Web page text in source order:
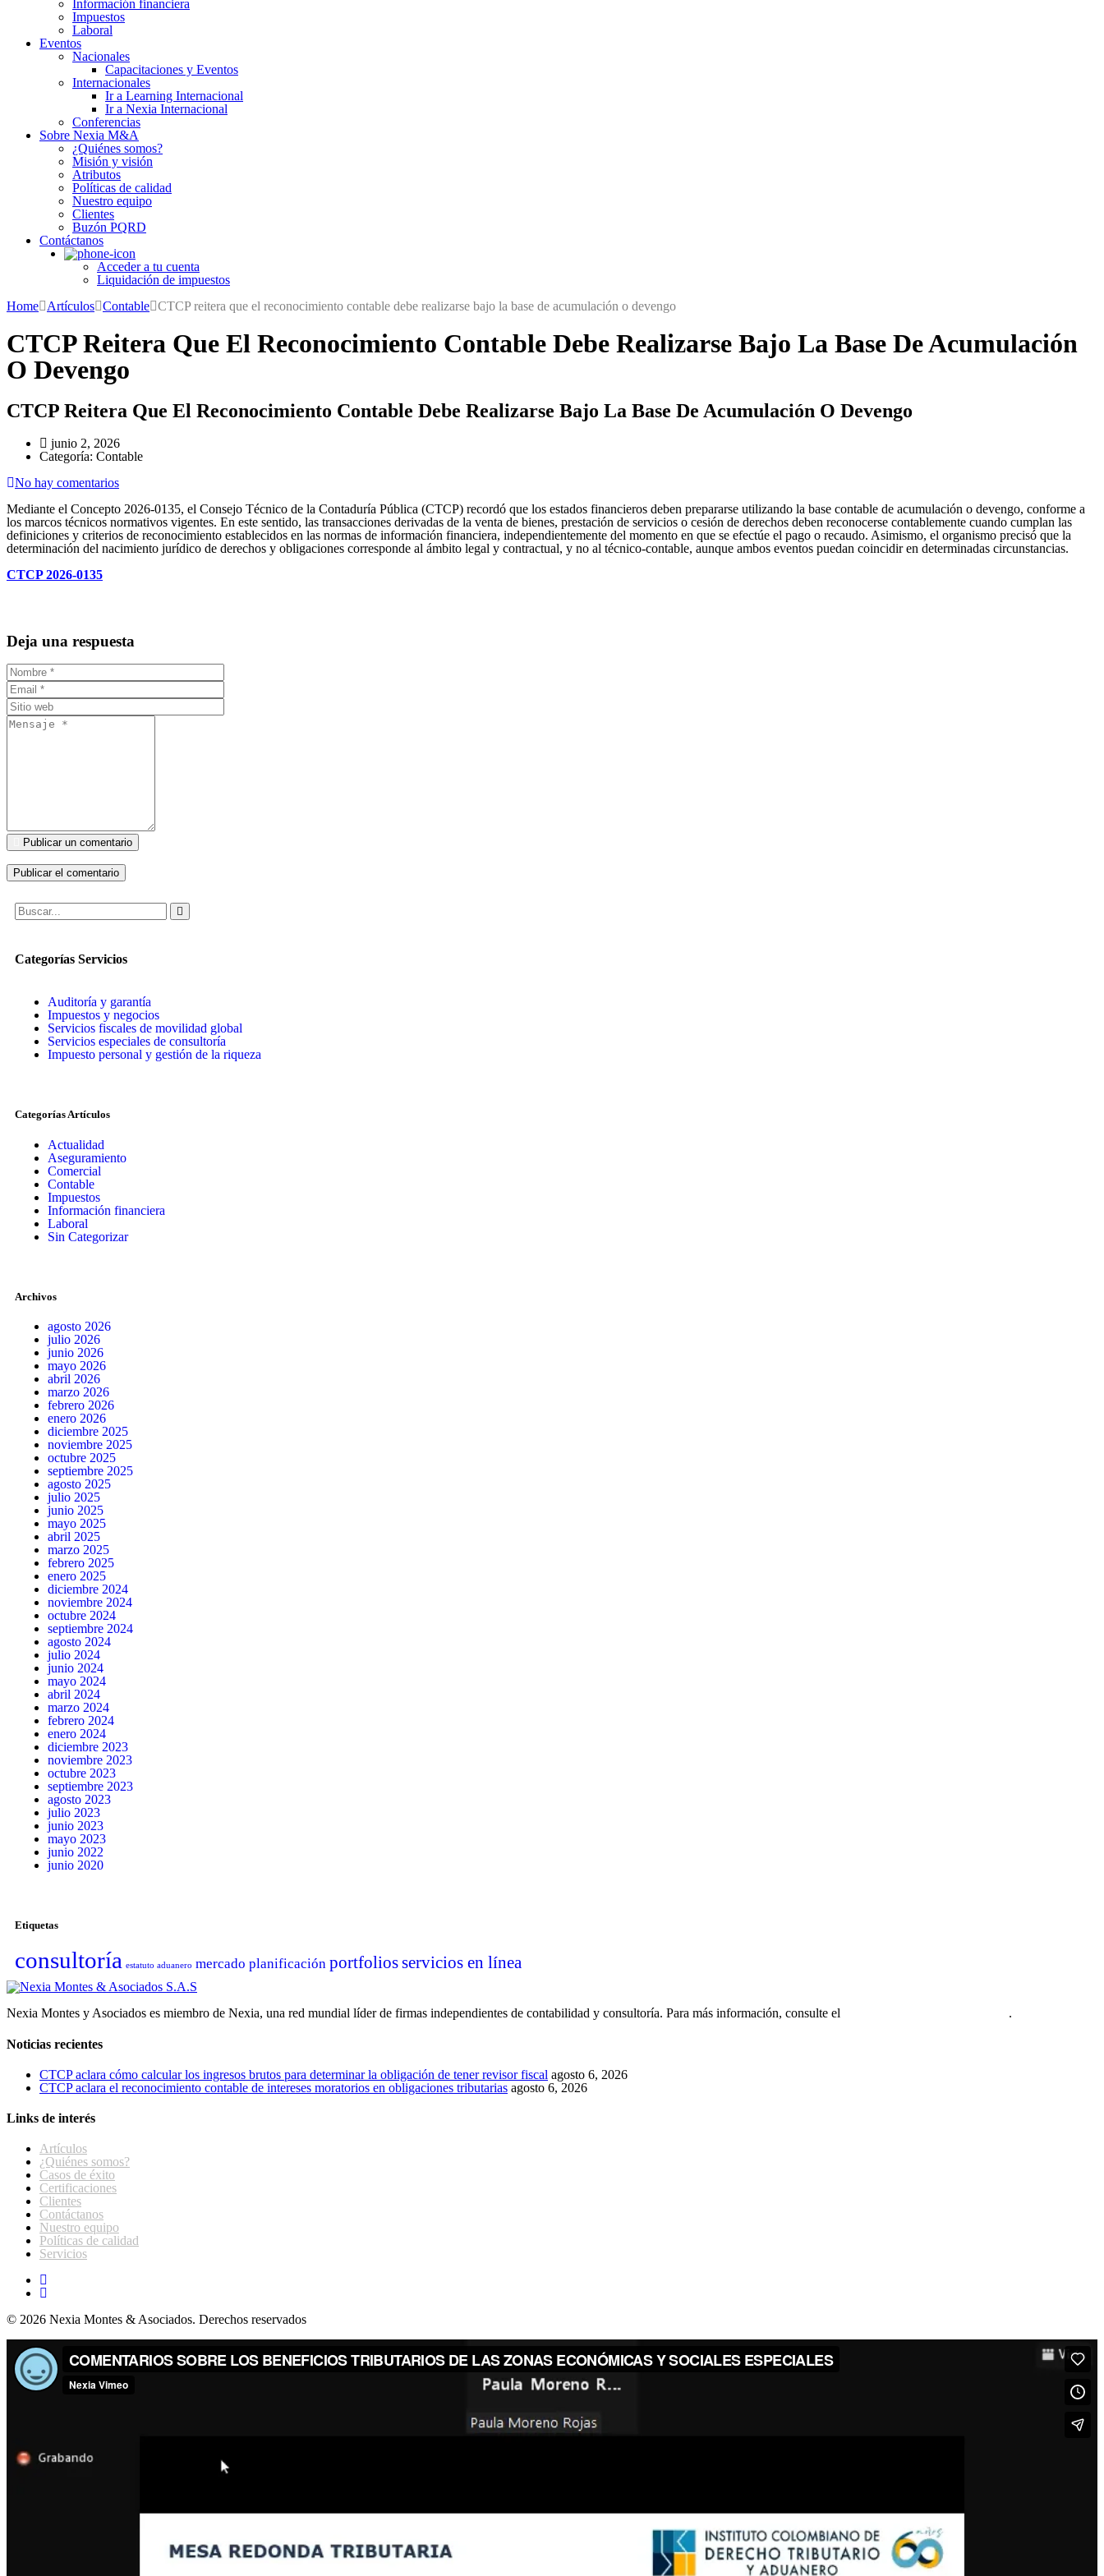
Información financiera
Impuestos
Laboral
Eventos
Nacionales
Capacitaciones y Eventos
Internacionales
Ir a Learning Internacional
Ir a Nexia Internacional
Conferencias
Sobre Nexia M&A
¿Quiénes somos?
Misión y visión
Atributos
Políticas de calidad
Nuestro equipo
Clientes
Buzón PQRD
Contáctanos
Acceder a tu cuenta
Liquidación de impuestos
Home
Artículos Contable CTCP reitera que el reconocimiento contable debe realizarse bajo la base de acumulación o devengo
CTCP Reitera Que El Reconocimiento Contable Debe Realizarse Bajo La Base De Acumulación
O Devengo
CTCP Reitera Que El Reconocimiento Contable Debe Realizarse Bajo La Base De Acumulación O Devengo
junio 2, 2026
Categoría: Contable
No hay comentarios
Mediante el Concepto 2026-0135, el Consejo Técnico de la Contaduría Pública (CTCP) recordó que los estados financieros deben prepararse utilizando la base contable de acumulación o devengo, conforme a
los marcos técnicos normativos vigentes. En este sentido, las transacciones derivadas de la venta de bienes, prestación de servicios o cesión de derechos deben reconocerse contablemente cuando cumplan las
definiciones y criterios de reconocimiento establecidos en las normas de información financiera, independientemente del momento en que se efectúe el pago o recaudo. Asimismo, el organismo precisó que la
determinación del nacimiento jurídico de derechos y obligaciones corresponde al ámbito legal y contractual, y no al técnico-contable, aunque ambos eventos puedan coincidir en determinadas circunstancias.
CTCP 2026-0135
Deja una respuesta
Publicar un comentario
Categorías Servicios
Auditoría y garantía
Impuestos y negocios
Servicios fiscales de movilidad global
Servicios especiales de consultoría
Impuesto personal y gestión de la riqueza
Categorías Artículos
Actualidad
Aseguramiento
Comercial
Contable
Impuestos
Información financiera
Laboral
Sin Categorizar
Archivos
agosto 2026
julio 2026
junio 2026
mayo 2026
abril 2026
marzo 2026
febrero 2026
enero 2026
diciembre 2025
noviembre 2025
octubre 2025
septiembre 2025
agosto 2025
julio 2025
junio 2025
mayo 2025
abril 2025
marzo 2025
febrero 2025
enero 2025
diciembre 2024
noviembre 2024
octubre 2024
septiembre 2024
agosto 2024
julio 2024
junio 2024
mayo 2024
abril 2024
marzo 2024
febrero 2024
enero 2024
diciembre 2023
noviembre 2023
octubre 2023
septiembre 2023
agosto 2023
julio 2023
junio 2023
mayo 2023
junio 2022
junio 2020
Etiquetas
consultoría estatuto aduanero mercado planificación portfoliosservicios en línea
Nexia Montes y Asociados es miembro de Nexia, una red mundial líder de firmas independientes de contabilidad y consultoría. Para más información, consulte el .
Noticias recientes
CTCP aclara cómo calcular los ingresos brutos para determinar la obligación de tener revisor fiscal agosto 6, 2026
CTCP aclara el reconocimiento contable de intereses moratorios en obligaciones tributarias agosto 6, 2026
Links de interés
Artículos
¿Quiénes somos?
Casos de éxito
Certificaciones
Clientes
Contáctanos
Nuestro equipo
Políticas de calidad
Servicios
© 2026 Nexia Montes & Asociados. Derechos reservados